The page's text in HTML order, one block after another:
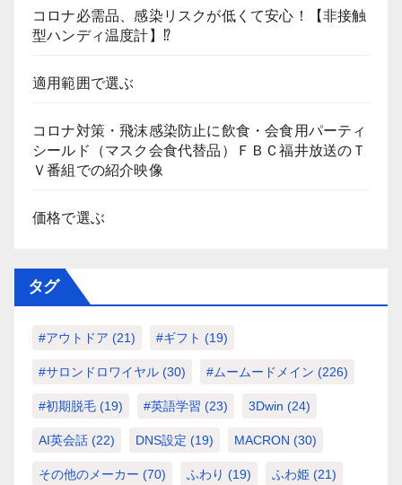
コロナ必需品、感染リスクが低くて安心！【非接触
型ハンディ温度計】⁉
適用範囲で選ぶ
コロナ対策・飛沫感染防止に飲食・会食用パーティ
シールド（マスク会食代替品）ＦＢＣ福井放送のＴ
Ｖ番組での紹介映像
価格で選ぶ
タグ
#アウトドア (21) #ギフト (19)
#サロンドロワイヤル (30) #ムームードメイン (226)
#初期脱毛 (19) #英語学習 (23) 3Dwin (24)
AI英会話 (22) DNS設定 (19) MACRON (30)
その他のメーカー (70) ふわり (19) ふわ姫 (21)